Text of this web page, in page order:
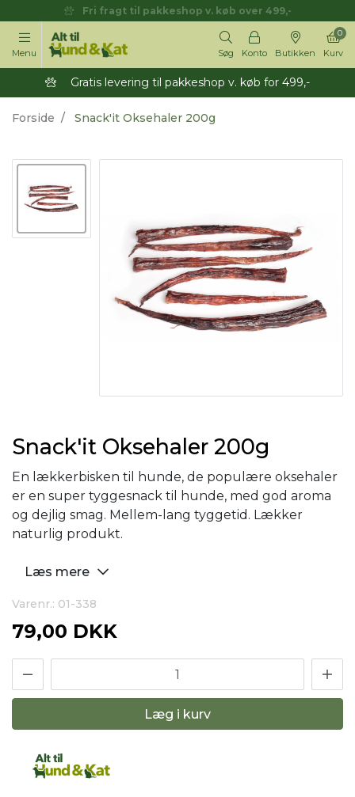
Fri fragt til pakkeshop v. køb over 499,-
Menu Søg Konto Butikken Kurv
0
Gratis levering til pakkeshop v. køb for 499,-
Forside Snack'it Oksehaler 200g
Snack'it Oksehaler 200g
En lækkerbisken til hunde, de populære oksehaler
er en super tyggesnack til hunde, med god aroma
og dejlig smag. Mellem-lang tyggetid. Lækker
naturlig produkt.
Læs mere
Varenr.: 01-338
79,00 DKK
Læg i kurv